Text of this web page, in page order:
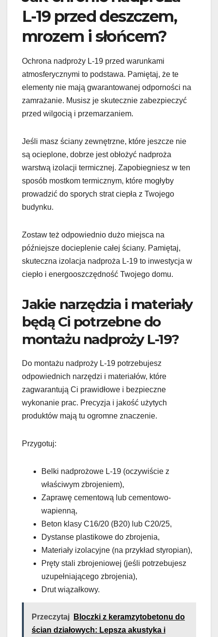
L-19 przed deszczem,
mrozem i słońcem?
Ochrona nadproży L-19 przed warunkami
atmosferycznymi to podstawa. Pamiętaj, że te
elementy nie mają gwarantowanej odporności na
zamrażanie. Musisz je skutecznie zabezpieczyć
przed wilgocią i przemarzaniem.
Jeśli masz ściany zewnętrzne, które jeszcze nie
są ocieplone, dobrze jest obłożyć nadproża
warstwą izolacji termicznej. Zapobiegniesz w ten
sposób mostkom termicznym, które mogłyby
prowadzić do sporych strat ciepła z Twojego
budynku.
Zostaw też odpowiednio dużo miejsca na
późniejsze docieplenie całej ściany. Pamiętaj,
skuteczna izolacja nadproża L-19 to inwestycja w
ciepło i energooszczędność Twojego domu.
Jakie narzędzia i materiały
będą Ci potrzebne do
montażu nadproży L-19?
Do montażu nadproży L-19 potrzebujesz
odpowiednich narzędzi i materiałów, które
zagwarantują Ci prawidłowe i bezpieczne
wykonanie prac. Precyzja i jakość użytych
produktów mają tu ogromne znaczenie.
Przygotuj:
Belki nadprożowe L-19 (oczywiście z
właściwym zbrojeniem),
Zaprawę cementową lub cementowo-
wapienną,
Beton klasy C16/20 (B20) lub C20/25,
Dystanse plastikowe do zbrojenia,
Materiały izolacyjne (na przykład styropian),
Pręty stali zbrojeniowej (jeśli potrzebujesz
uzupełniającego zbrojenia),
Drut wiązałkowy.
Przeczytaj
Bloczki z keramzytobetonu do
ścian działowych: Lepsza akustyka i